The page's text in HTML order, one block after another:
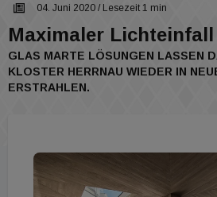
04. Juni 2020 / Lesezeit 1 min
Maximaler Lichteinfall
GLAS MARTE LÖSUNGEN LASSEN
KLOSTER HERRNAU WIEDER IN
ERSTRAHLEN.